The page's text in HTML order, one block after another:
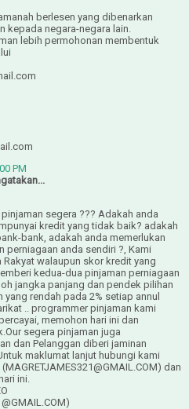
berlesen yang dibenarkan
kepada negara-negara lain.
lebih permohonan membentuk
PM
segera ??? Adakah anda
kredit yang tidak baik? adakah
bank, adakah anda memerlukan
perniagaan anda sendiri ?, Kami
walaupun skor kredit yang
kedua-dua pinjaman perniagaan
jangka panjang dan pendek pilihan
rendah pada 2% setiap annul
.. programmer pinjaman kami
memohon hari ini dan
segera pinjaman juga
dan Pelanggan diberi jaminan
maklumat lanjut hubungi kami
dan
ini.